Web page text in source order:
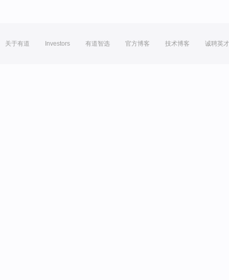
关于有道 Investors 有道智选 官方博客 技术博客 诚聘英才